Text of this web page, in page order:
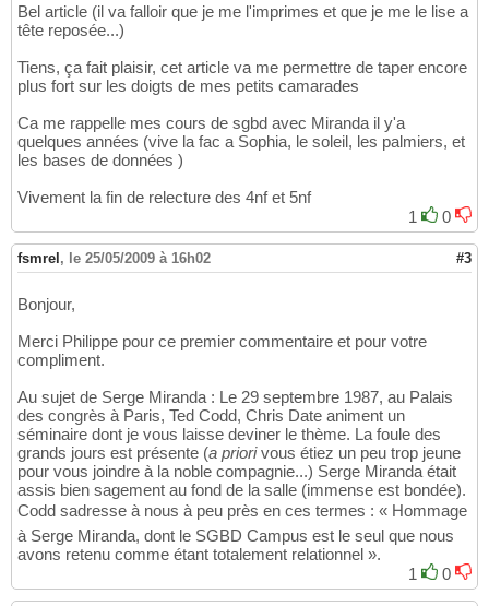
Bel article (il va falloir que je me l'imprimes et que je me le lise a
tête reposée...)
Tiens, ça fait plaisir, cet article va me permettre de taper encore
plus fort sur les doigts de mes petits camarades
Ca me rappelle mes cours de sgbd avec Miranda il y'a
quelques années (vive la fac a Sophia, le soleil, les palmiers, et
les bases de données )
Vivement la fin de relecture des 4nf et 5nf
1
0
fsmrel , le 25/05/2009 à 16h02 #3
Bonjour,
Merci Philippe pour ce premier commentaire et pour votre
compliment.
Au sujet de Serge Miranda : Le 29 septembre 1987, au Palais
des congrès à Paris, Ted Codd, Chris Date animent un
séminaire dont je vous laisse deviner le thème. La foule des
grands jours est présente (a priorivous étiez un peu trop jeune
pour vous joindre à la noble compagnie...) Serge Miranda était
assis bien sagement au fond de la salle (immense est bondée).
Codd sadresse à nous à peu près en ces termes : « Hommage
à Serge Miranda, dont le SGBD Campus est le seul que nous
avons retenu comme étant totalement relationnel ».
1
0